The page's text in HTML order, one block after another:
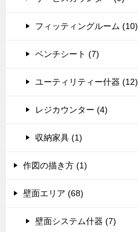
フィッティングルーム (10)
ベンチシート (7)
ユーティリティー什器 (12)
レジカウンター (4)
収納家具 (1)
作図の描き方 (1)
壁面エリア (68)
壁面システム什器 (7)